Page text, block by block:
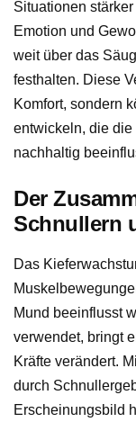
Situationen
Emotion und
weit über das
festhalten. Diese
Komfort, sondern
entwickeln, die
nachhaltig
Der
Schnullern
Das
Mund beeinflusst
verwendet, bringt
Kräfte verändert.
durch
Erscheinungsbild